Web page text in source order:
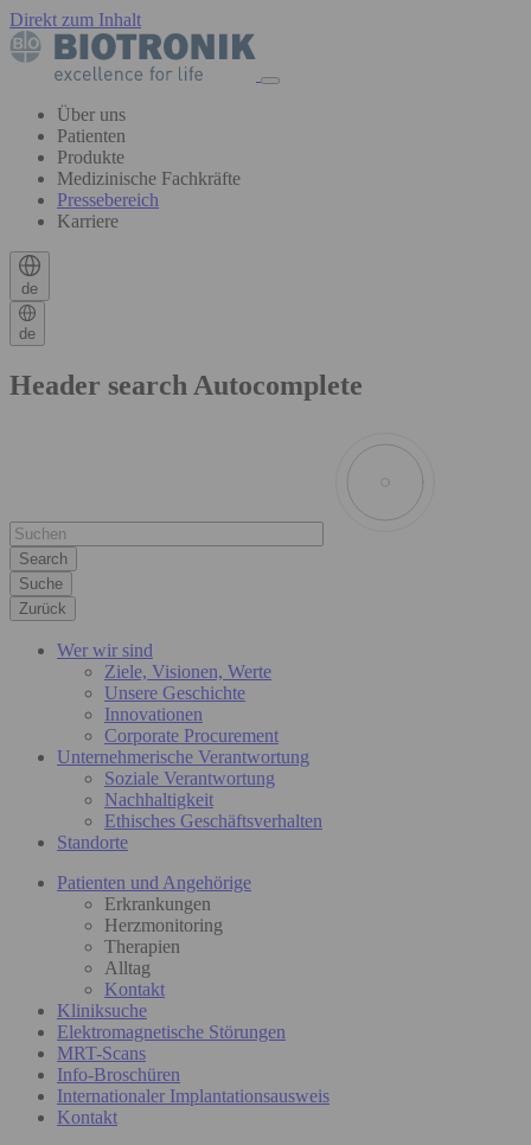
Direkt zum Inhalt
Über uns
Patienten
Produkte
Medizinische Fachkräfte
Pressebereich
Karriere
de
de
Header search Autocomplete
Suche
Zurück
Wer wir sind
Ziele, Visionen, Werte
Unsere Geschichte
Innovationen
Corporate Procurement
Unternehmerische Verantwortung
Soziale Verantwortung
Nachhaltigkeit
Ethisches Geschäftsverhalten
Standorte
Patienten und Angehörige
Erkrankungen
Herzmonitoring
Therapien
Alltag
Kontakt
Kliniksuche
Elektromagnetische Störungen
MRT-Scans
Info-Broschüren
Internationaler Implantationsausweis
Kontakt